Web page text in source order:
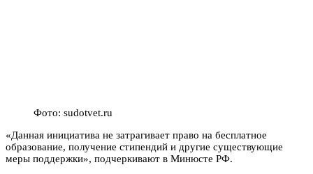
Фото: sudotvet.ru
«Данная инициатива не затрагивает право на бесплатное
образование, получение стипендий и другие существующие
меры поддержки», подчеркивают в Минюсте РФ.